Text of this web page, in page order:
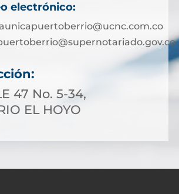
electrónico:
47 No. 5-34,
EL HOYO